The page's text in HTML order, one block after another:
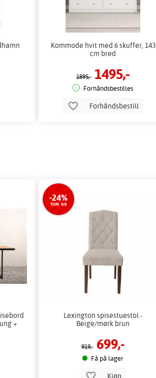
Kommode hvit med 6 skuffer, 143
cm bred
1895,- 1495,-
Forhåndsbestilles
Forhåndsbestill
+
-24%
TOM. 9/8
Lexington spisestuestol -
Beige/mørk brun
919,- 699,-
Få på lager
Kjøp